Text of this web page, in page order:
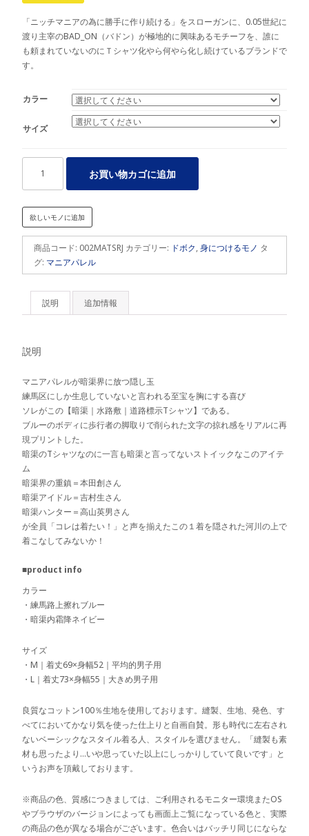
「ニッチマニアの為に勝手に作り続ける」をスローガンに、0.05世紀に
渡り主宰のBAD_ON（バドン）が極地的に興味あるモチーフを、誰に
も頼まれていないのにＴシャツ化やら何やら化し続けているブランドで
す。
カラー
サイズ
敷
T
ャ
お買い物カゴに追加
欲しいモノに追加
商品コード: 002MATSRJ カテゴリー: ドボク,身につけるモノ タ
グ: マニアパレル
説明 追加情報
説明
マニアパレルが暗渠界に放つ隠し玉
練馬区にしか生息していないと言われる至宝を胸にする喜び
ソレがこの【暗渠｜水路敷｜道路標示Tシャツ】である。
ブルーのボディに歩行者の脚取りで削られた文字の掠れ感をリアルに再
現プリントした。
暗渠のTシャツなのに一言も暗渠と言ってないストイックなこのアイテ
ム
暗渠界の重鎮＝本田創さん
暗渠アイドル＝吉村生さん
暗渠ハンター＝高山英男さん
が全員「コレは着たい！」と声を揃えたこの１着を隠された河川の上で
着こなしてみないか！
■product info
カラー
・練馬路上擦れブルー
・暗渠内霜降ネイビー
サイズ
・M｜着丈69×身幅52｜平均的男子用
・L｜着丈73×身幅55｜大きめ男子用
良質なコットン100％生地を使用しております。縫製、生地、発色、す
べてにおいてかなり気を使った仕上りと自画自賛。形も時代に左右され
ないベーシックなスタイル着る人、スタイルを選びません。「縫製も素
材も思ったより…いや思っていた以上にしっかりしていて良いです」と
いうお声を頂戴しております。
※商品の色、質感につきましては、ご利用されるモニター環境またOS
やブラウザのバージョンによっても画面上ご覧になっている色と、実際
の商品の色が異なる場合がございます。色合いはバッチリ同じにならな